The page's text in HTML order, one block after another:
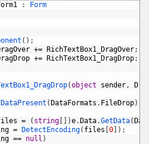
:
Form
( ) ;
+= RichTextBox1_DragOver;
+= RichTextBox1_DragDrop;
(object sender,
( DataFormats . FileDrop)
= ( string )e. Data.GetData(
= DetectEncoding( files 0 ) ;
== null )